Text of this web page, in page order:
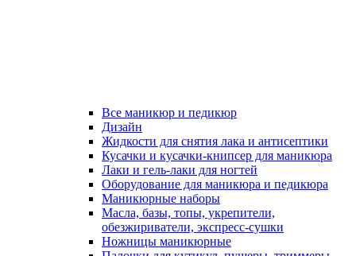
Все маникюр и педикюр
Дизайн
Жидкости для снятия лака и антисептики
Кусачки и кусачки-книпсер для маникюра
Лаки и гель-лаки для ногтей
Оборудование для маникюра и педикюра
Маникюрные наборы
Масла, базы, топы, укрепители,
обезжириватели, экспресс-сушки
Ножницы маникюрные